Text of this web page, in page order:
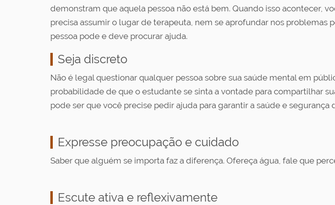
demonstram que aquela pessoa não está bem. Quando isso acontecer,
precisa assumir o lugar de terapeuta, nem se aprofundar nos problemas
pessoa pode e deve procurar ajuda.
Seja discreto
Não é legal questionar qualquer pessoa sobre sua saúde mental em
probabilidade de que o estudante se sinta a vontade para compartilhar
pode ser que você precise pedir ajuda para garantir a saúde e segurança
Expresse preocupação e cuidado
Saber que alguém se importa faz a diferença. Ofereça água, fale que
Escute ativa e reflexivamente